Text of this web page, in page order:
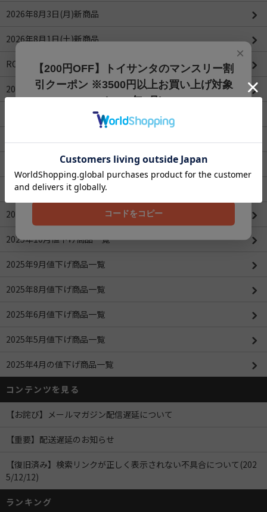
2026年8月3日(月)新商品
2026年8月1日(土)新商品
ROBOTIMEシリーズ
2026年4月値下げ商品一覧(更新：2026/04/16)
2026年3月値下げ商品一覧
2026年1月値下げ商品一覧
2025年12月値下げ商品一覧
2025年11月値下げ商品一覧
2025年10月値下げ商品一覧
2025年9月値下げ商品一覧
2025年8月値下げ商品一覧
2025年6月値下げ商品一覧
2025年5月値下げ商品一覧
2025年4月の値下げ商品一覧
コンテンツを見る
【お詫び】メールマガジン配信遅延について
【重要】配送遅延のお知らせ
【復旧済み】検索リンクが正しく表示されない不具合について(202
5/12/12)
ランキング
×
【200円OFF】トイサンタのマンスリー割
引クーポン ※3500円以上お買い上げ対象
(2026年8月)
【200円OFFクーポン】3500円以上お買上げでご利用可能
です!! 8月1日～8月31日まで
202608
コードをコピー